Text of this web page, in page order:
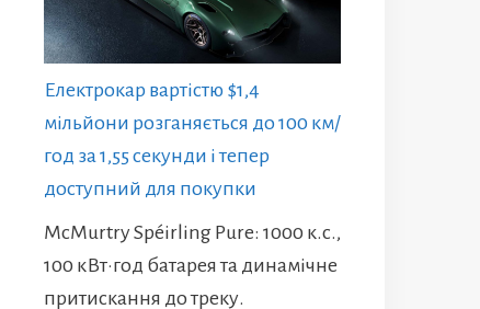
Електрокар вартістю $1,4
мільйони розганяється до 100 км/
год за 1,55 секунди і тепер
доступний для покупки
McMurtry Spéirling Pure: 1000 к.с.,
100 кВт·год батарея та динамічне
притискання до треку.